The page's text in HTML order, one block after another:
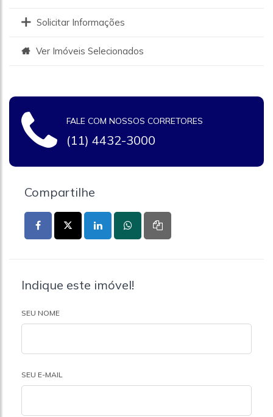
Solicitar Informações
Ver Imóveis Selecionados
FALE COM NOSSOS CORRETORES
(11) 4432-3000
Compartilhe
Indique este imóvel!
SEU NOME
SEU E-MAIL